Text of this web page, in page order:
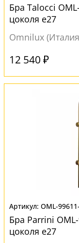
Бра Talocci
цоколя e27
Omnilux
12 540 ₽
OML-
Бра Parrini
цоколя e27